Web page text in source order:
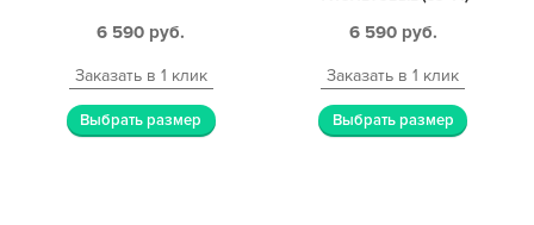
6 590 руб.
Заказать в 1 клик
Выбрать размер
6 590 руб.
Заказать в 1 клик
Выбрать размер